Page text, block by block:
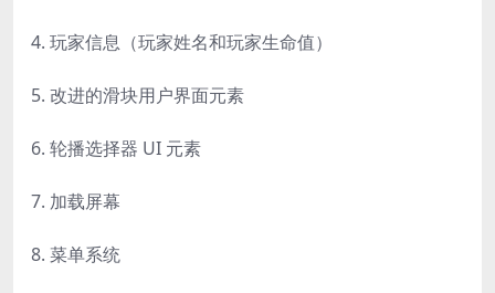
4. 玩家信息（玩家姓名和玩家生命值）
5. 改进的滑块用户界面元素
6. 轮播选择器 UI 元素
7. 加载屏幕
8. 菜单系统